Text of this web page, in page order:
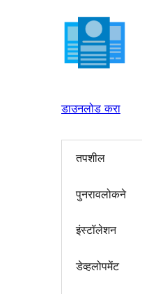
डाउनलोड करा
तपशील
पुनरावलोकने
इंस्टॉलेशन
डेव्हलोपमेंट